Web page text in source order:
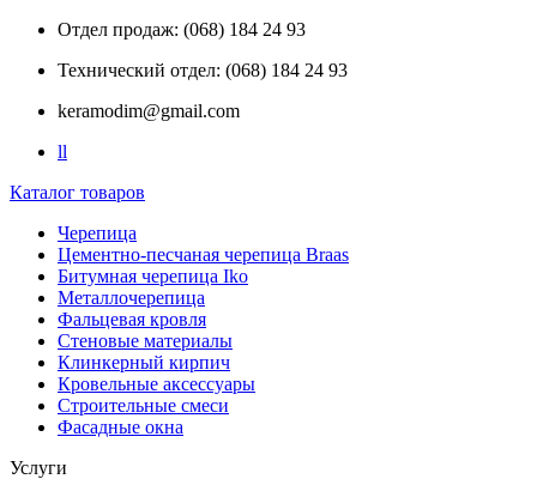
Отдел продаж: (068) 184 24 93
Технический отдел: (068) 184 24 93
keramodim@gmail.com
ll
Каталог товаров
Черепица
Цементно-песчаная черепица Braas
Битумная черепица Iko
Металлочерепица
Фальцевая кровля
Стеновые материалы
Клинкерный кирпич
Кровельные аксессуары
Строительные смеси
Фасадные окна
Услуги